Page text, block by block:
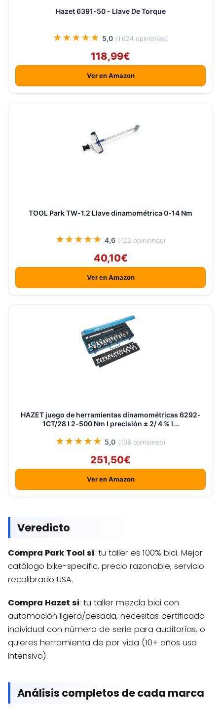
Hazet 6391-50 - Llave De Torque
★★★★★ 5,0 (1.624 opiniones)
118,99€
Ver en Amazon
TOOL Park TW-1.2 Llave dinamométrica 0-14 Nm
★★★★★ 4,6 (123 opiniones)
40,10€
Ver en Amazon
HAZET juego de herramientas dinamométricas 6292-
1CT/28 I 2-500 Nm I precisión ± 2/ 4 % I...
★★★★★ 5,0 (108 opiniones)
251,50€
Ver en Amazon
Veredicto
Compra Park Tool si: tu taller es 100% bici. Mejor
catálogo bike-specific, precio razonable, servicio
recalibrado USA.
Compra Hazet si: tu taller mezcla bici con
automoción ligera/pesada, necesitas certificado
individual con número de serie para auditorías, o
quieres herramienta de por vida (10+ años uso
intensivo).
Análisis completos de cada marca